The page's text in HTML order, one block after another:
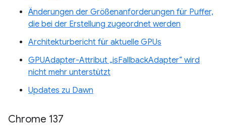
Änderungen der Größenanforderungen für Puffer,
die bei der Erstellung zugeordnet werden
Architekturbericht für aktuelle GPUs
GPUAdapter-Attribut „isFallbackAdapter“ wird
nicht mehr unterstützt
Updates zu Dawn
Chrome 137